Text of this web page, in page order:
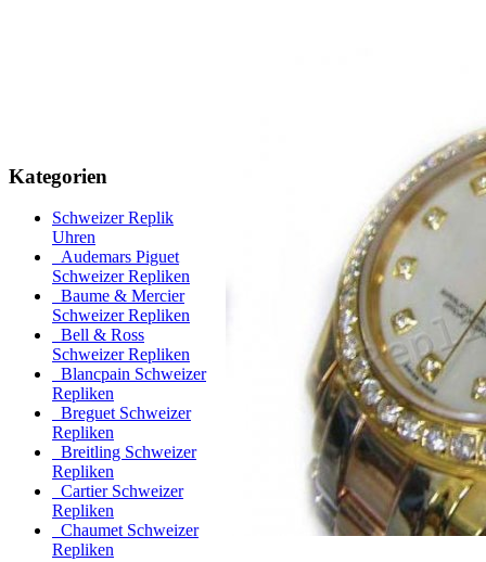
Kategorien
Schweizer Replik
Uhren
Audemars Piguet
Schweizer Repliken
Baume & Mercier
Schweizer Repliken
Bell & Ross
Schweizer Repliken
Blancpain Schweizer
Repliken
Breguet Schweizer
Repliken
Breitling Schweizer
Repliken
Cartier Schweizer
Repliken
Chaumet Schweizer
Repliken